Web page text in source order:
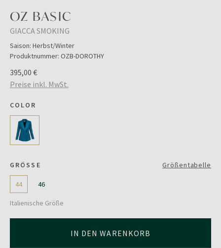
OZ BASIC
GIACCA SMOKING
Saison: Herbst/Winter
Produktnummer: OZB-DOROTHY
395,00 €
Preise inkl. MwSt.
COLOR
GRÖSSE Größentabelle
44 46
Italienische Größe
IN DEN WARENKORB